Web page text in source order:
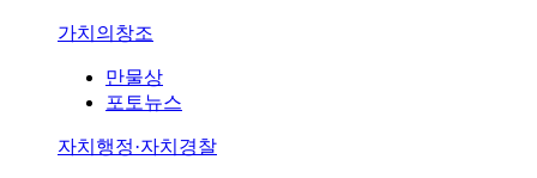
가치의창조
만물상
포토뉴스
자치행정·자치경찰